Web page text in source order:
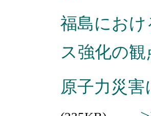
福島にお
ス強化の
原子力災